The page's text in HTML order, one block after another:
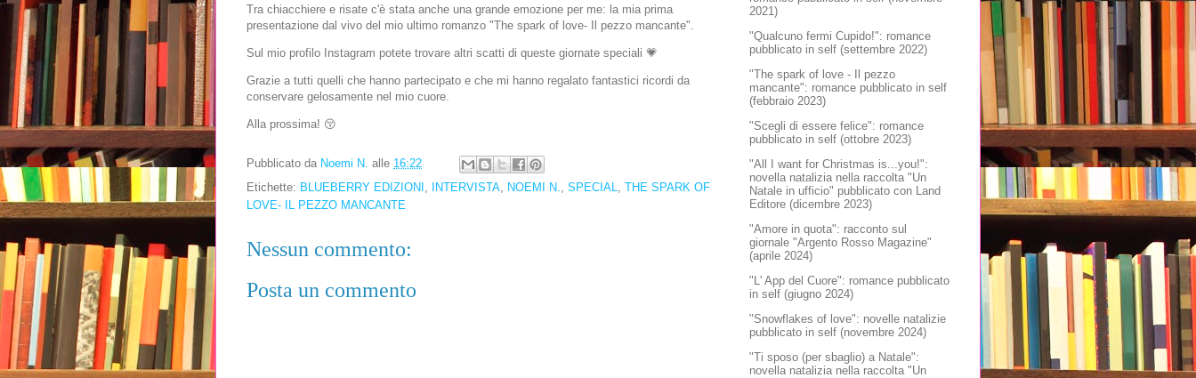
Tra chiacchiere e risate c'è stata anche una grande emozione per me: la mia prima
presentazione dal vivo del mio ultimo romanzo "The spark of love- Il pezzo mancante".
Sul mio profilo Instagram potete trovare altri scatti di queste giornate speciali 💗
Grazie a tutti quelli che hanno partecipato e che mi hanno regalato fantastici ricordi da
conservare gelosamente nel mio cuore.
Alla prossima! 😚
Pubblicato da Noemi N. alle 16:22
Etichette: BLUEBERRY EDIZIONI INTERVISTA NOEMI N. SPECIAL
THE SPARK OF
LOVE- IL PEZZO MANCANTE
Nessun commento:
Posta un commento
2021)
"Qualcuno fermi Cupido!": romance
pubblicato in self (settembre 2022)
"The spark of love - Il pezzo
mancante": romance pubblicato in self
(febbraio 2023)
"Scegli di essere felice": romance
pubblicato in self (ottobre 2023)
"All I want for Christmas is...you!":
novella natalizia nella raccolta "Un
Natale in ufficio" pubblicato con Land
Editore (dicembre 2023)
"Amore in quota": racconto sul
giornale "Argento Rosso Magazine"
(aprile 2024)
"L' App del Cuore": romance pubblicato
in self (giugno 2024)
"Snowflakes of love": novelle natalizie
pubblicato in self (novembre 2024)
"Ti sposo (per sbaglio) a Natale":
novella natalizia nella raccolta "Un